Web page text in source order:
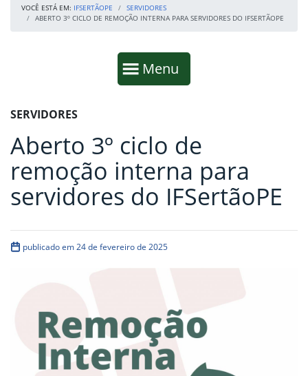
VOCÊ ESTÁ EM: IFSERTÃOPE
SERVIDORES
ABERTO 3º CICLO DE REMOÇÃO INTERNA PARA SERVIDORES DO IFSERTÃOPE
Mostrar
Menu
Fim da navegação
Início do conteúdo
SERVIDORES
Aberto 3º ciclo de
remoção interna para
servidores do IFSertãoPE
publicado em 24 de fevereiro de 2025